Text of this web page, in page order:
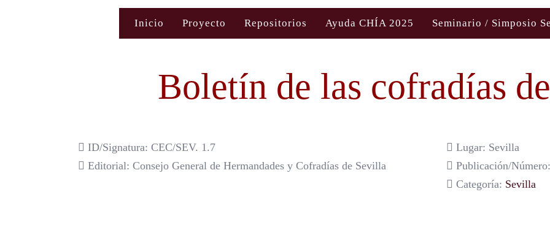
Inicio Proyecto Repositorios Ayuda CHÍA 2025 Seminario / Simposio
Boletín de las cofradías
ID/Signatura: CEC/SEV. 1.7
Editorial: Consejo General de Hermandades y Cofradías de Sevilla
Lugar: Sevilla
Publicación/
Categoría: Sevilla